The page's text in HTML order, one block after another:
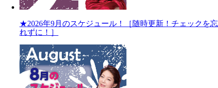
★2026年9月のスケジュール！［随時更新！チェックを忘
れずに！］